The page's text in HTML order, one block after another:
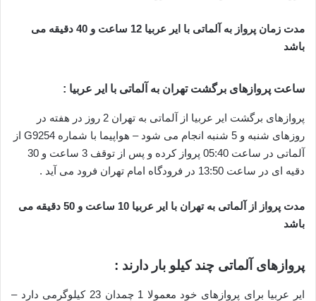
مدت زمان پرواز به آلماتی با ایر عربیا 12 ساعت و 40 دقیقه می
باشد
ساعت پروازهای برگشت تهران به آلماتی با ایر عربیا :
پروازهای برگشت ایر عربیا از آلماتی به تهران 2 روز در هفته در
روزهای شنبه و 5 شنبه انجام می شود – هواپیما با شماره G9254 از
آلماتی در ساعت 05:40 پرواز کرده و پس از توقف 3 ساعت و 30
دقیه ای در ساعت 13:50 در فرودگاه امام تهران فرود می آید .
مدت پرواز از آلماتی به تهران با ایر عربیا 10 ساعت و 50 دقیقه می
باشد
پروازهای آلماتی چند کیلو بار دارند :
ایر عربیا برای پروازهای خود معمولا 1 چمدان 23 کیلوگرمی دارد –